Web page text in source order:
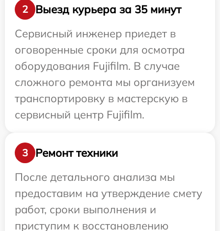
2
Выезд курьера за 35 минут
Сервисный инженер приедет в
оговоренные сроки для осмотра
оборудования Fujifilm. В случае
сложного ремонта мы организуем
транспортировку в мастерскую в
сервисный центр Fujifilm.
3
Ремонт техники
После детального анализа мы
предоставим на утверждение смету
работ, сроки выполнения и
приступим к восстановлению